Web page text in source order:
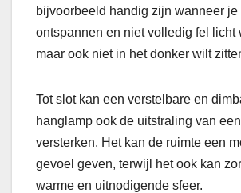
bijvoorbeeld handig zijn wanneer je
ontspannen en niet volledig fel licht
maar ook niet in het donker wilt
Tot slot kan een verstelbare en
hanglamp ook de uitstraling van
versterken. Het kan de ruimte een
gevoel geven, terwijl het ook kan
warme en uitnodigende sfeer.